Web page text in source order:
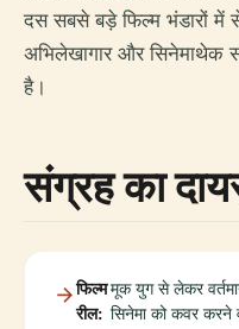
दस सबसे बड़े फिल्म भंडारों में
अभिलेखागार और
है।
संग्रह का
फिल्म
रील:
मूक युग से लेकर
सिनेमा को कवर